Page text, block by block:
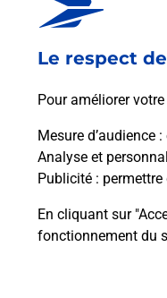
Le respect
Pour améliorer
Mesure d’audience :
Analyse et
Publicité :
En cliquant sur
fonctionnement du
93000
En